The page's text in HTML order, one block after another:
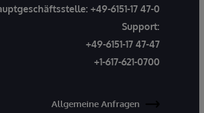
+49-6151-17 47-0
Support:
+49-6151-17 47-47
+1-617-621-0700
Allgemeine Anfragen